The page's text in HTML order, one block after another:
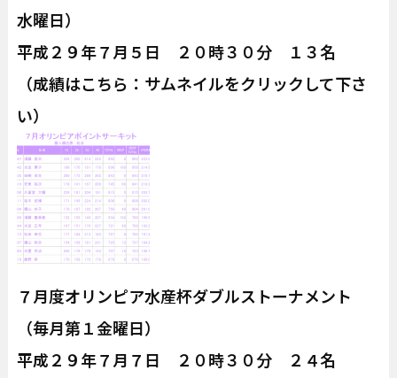
水曜日）
平成２９年７月５日 ２０時３０分 １３名
（成績はこちら：サムネイルをクリックして下さ
い）
７月度オリンピア水産杯ダブルストーナメント
（毎月第１金曜日）
平成２９年７月７日 ２０時３０分 ２４名